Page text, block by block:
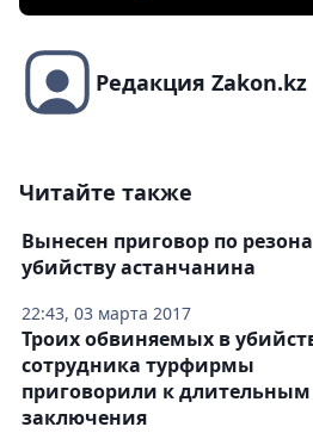
Редакция Zakon.kz
Читайте также
22:43, 03 марта 2017
Вынесен приговор по
убийству астанчанина
Троих обвиняемых в
сотрудника турфирмы
приговорили к
заключения